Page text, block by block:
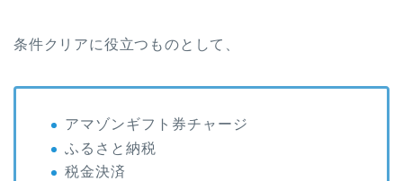
条件クリアに役立つものとして、
アマゾンギフト券チャージ
ふるさと納税
税金決済